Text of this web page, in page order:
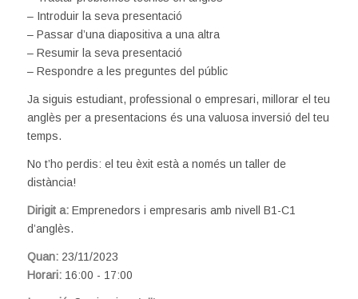
– Introduir la seva presentació
– Passar d’una diapositiva a una altra
– Resumir la seva presentació
– Respondre a les preguntes del públic
Ja siguis estudiant, professional o empresari, millorar el teu
anglès per a presentacions és una valuosa inversió del teu
temps.
No t’ho perdis: el teu èxit està a només un taller de
distància!
Dirigit a: Emprenedors i empresaris amb nivell B1-C1
d’anglès.
Quan: 23/11/2023
Horari:16:00 - 17:00